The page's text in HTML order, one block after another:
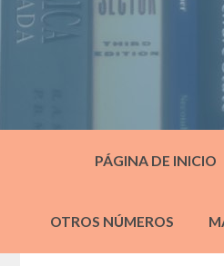
PÁGINA DE INICIO
OTROS NÚMEROS